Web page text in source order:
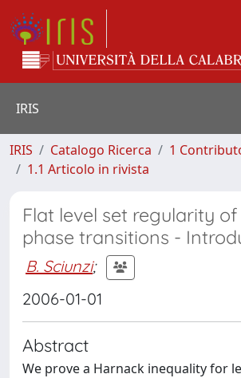
IRIS
IRIS Catalogo Ricerca
1
1.1 Articolo in rivista
Flat level set regularity
phase transitions -
B. Sciunzi;
2006-01-01
Abstract
We prove a Harnack inequality for